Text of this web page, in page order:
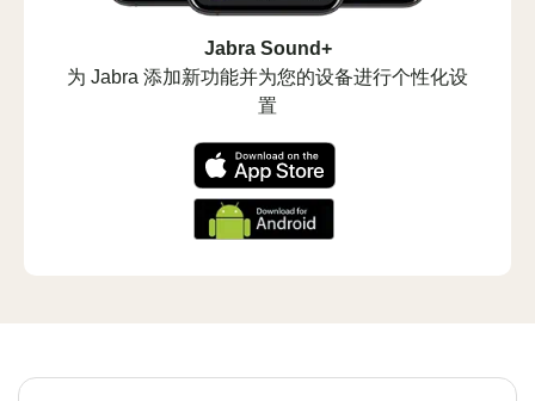
Jabra Sound+
为 Jabra 添加新功能并为您的设备进行个性化设
置